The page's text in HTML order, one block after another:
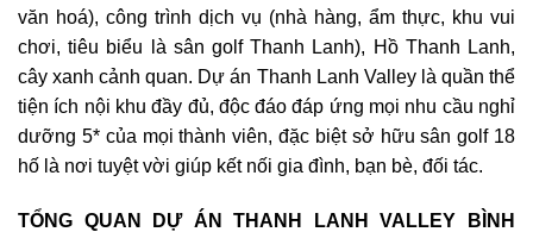
văn hoá), công trình dịch vụ (nhà hàng, ẩm thực, khu vui
chơi, tiêu biểu là sân golf Thanh Lanh), Hồ Thanh Lanh,
cây xanh cảnh quan. Dự án Thanh Lanh Valley là quần thể
tiện ích nội khu đầy đủ, độc đáo đáp ứng mọi nhu cầu nghỉ
dưỡng 5* của mọi thành viên, đặc biệt sở hữu sân golf 18
hố là nơi tuyệt vời giúp kết nối gia đình, bạn bè, đối tác.
TỔNG QUAN DỰ ÁN THANH LANH VALLEY BÌNH